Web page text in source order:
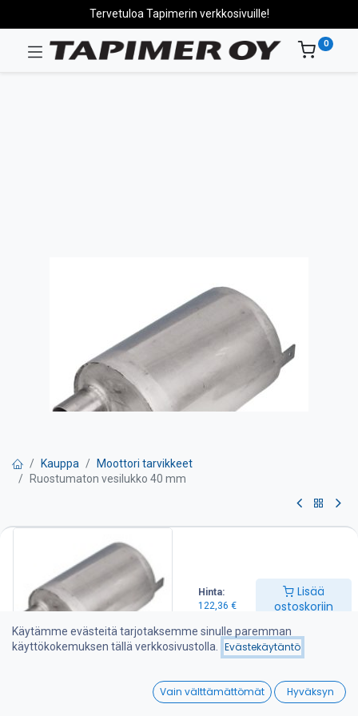
Hinta:
122,36 €
Lisää
ostoskoriin
Wishlist
Tervetuloa Tapimerin verkkosivuille!
0
Kauppa
Moottori tarvikkeet
Ruostumaton vesilukko 40 mm
Ruostumaton vesilukko 40 mm
-Letkun halkaisija 40 mm
-L=230 mm
-Ø 160 mm
Käytämme evästeitä tarjotaksemme sinulle paremman
käyttökokemuksen tällä verkkosivustolla.
Evästekäytäntö
Vain välttämättömät Hyväksyn